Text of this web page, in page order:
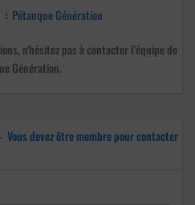
: Pétanque Génération
n'hésitez pas à contacter l'équipe de
Génération.
- Vous devez être membre pour contacter